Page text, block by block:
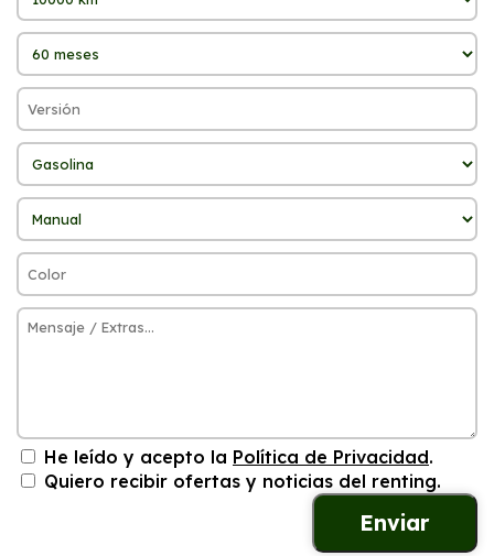
He leído y acepto la Política de Privacidad.
Quiero recibir ofertas y noticias del renting.